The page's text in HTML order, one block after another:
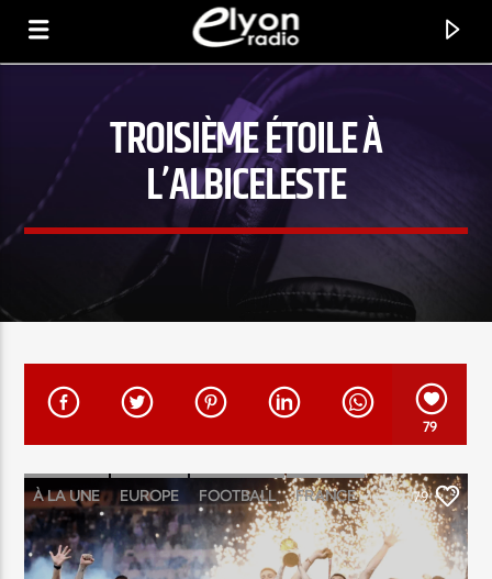
RADIO ELYON
POSITIVE ET ENCOURAGEANTE !
EN CE MOMENT
TITRE
ARTISTE
TROISIÈME ÉTOILE À
L’ALBICELESTE
79
À LA UNE EUROPE FOOTBALL FRANCE
NEWS SPORT
79